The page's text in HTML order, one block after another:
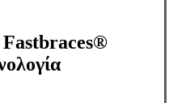
Fastbraces®